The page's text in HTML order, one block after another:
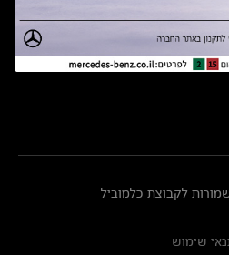
לקבוצת כלמוביל
שימוש